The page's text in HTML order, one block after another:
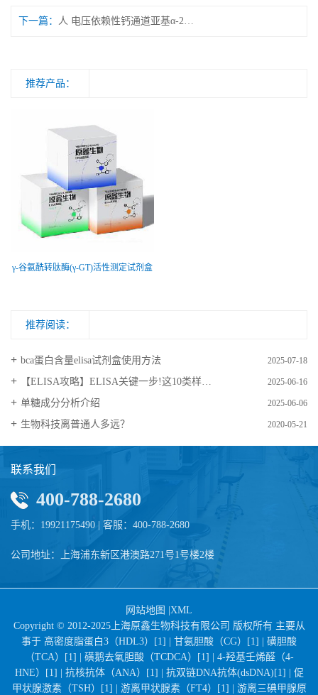
下一篇： 人 电压依赖性钙通道亚基α-2D1 ELISA试剂盒
推荐产品：
γ-谷氨酰转肽酶(γ-GT)活性测定试剂盒
推荐阅读：
bca蛋白含量elisa试剂盒使用方法 2025-07-18
【ELISA攻略】ELISA关键一步!这10类样品要如何处理? 2025-06-16
​单糖成分分析介绍 2025-06-06
生物科技离普通人多远？ 2020-05-21
联系我们
400-788-2680
手机：19921175490 | 客服：400-788-2680
公司地址：上海浦东新区港澳路271号1号楼2楼
网站地图 XML
Copyright © 2012-2025上海原鑫生物科技有限公司 版权所有 主要从
事于 高密度脂蛋白3（HDL3）[1] | 甘氨胆酸（CG）[1] | 磺胆酸
（TCA）[1] | 磺鹅去氧胆酸（TCDCA）[1] | 4-羟基壬烯醛（4-
HNE）[1] | 抗核抗体（ANA）[1] | 抗双链DNA抗体(dsDNA)[1] | 促
甲状腺激素（TSH）[1] | 游离甲状腺素（FT4）[1] | 游离三碘甲腺原